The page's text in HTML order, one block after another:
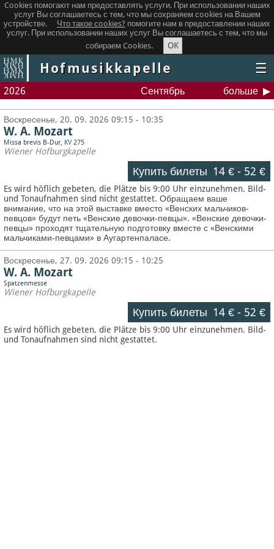
Cookies помогают нам предоставлять услуги. При использовании наших
услуг Вы соглашаетесь с тем, что мы сохраняем сookies на Вашем
устройстве.
Что такое сookies? помогите нам в предоставлении наших
услуг. При использовании наших услуг Вы соглашаетесь с тем, что мы
собираем Cookies.
OK
Hofmusikkapelle ☰
2026 Сентябрь больше
Воскресенье, 20. 09. 2026 09:15 - 10:35
W. A. Mozart
Missa brevis B-Dur, KV 275
Wiener Hofburgkapelle
Купить билеты 14 €- 52 €
Es wird höflich gebeten, die Plätze bis 9:00 Uhr einzunehmen. Bild-
und Tonaufnahmen sind nicht gestattet.Обращаем ваше
внимание, что на этой выставке вместо «Венских мальчиков-
певцов» будут петь «Венские девочки-певцы». «Венские девочки-
певцы» проходят тщательную подготовку вместе с «Венскими
мальчиками-певцами» в Аугартенпаласе.
Воскресенье, 27. 09. 2026 09:15 - 10:25
W. A. Mozart
Spatzenmesse
Wiener Hofburgkapelle
Купить билеты 14 €- 52 €
Es wird höflich gebeten, die Plätze bis 9:00 Uhr einzunehmen. Bild-
und Tonaufnahmen sind nicht gestattet.